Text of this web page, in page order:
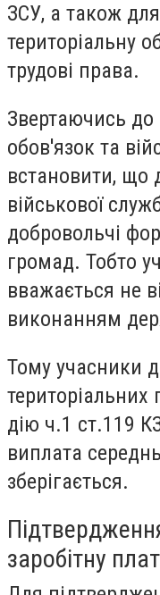
ЗСУ, а також
територіальну
трудові права.
Звертаючись до
обов'язок та
встановити, що
військової
добровольчі
громад. Тобто
вважається не
виконанням
Тому учасники
дію ч.1 ст.119
виплата
зберігається.
заробітну